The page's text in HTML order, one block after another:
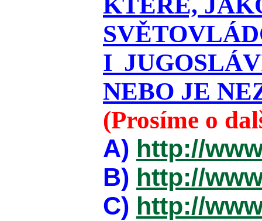
I
NEBO JE
(Prosíme o
A) http://
B) http://
C) http://